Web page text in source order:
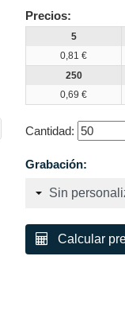
Precios:
5
0,81 €
250
0,69 €
Cantidad:
Grabación:
Calcular